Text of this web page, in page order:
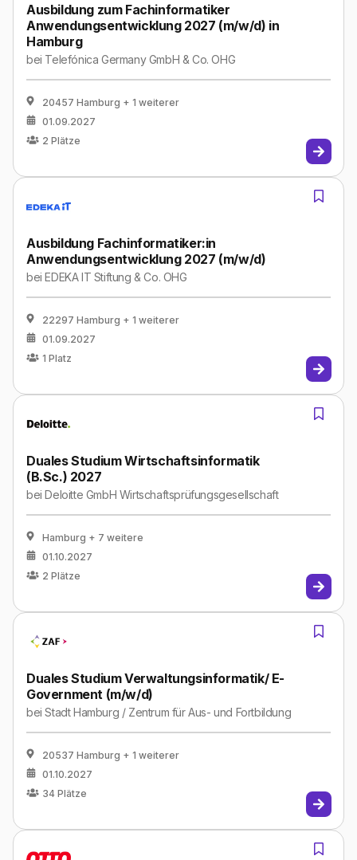
Ausbildung zum Fachinformatiker
Anwendungsentwicklung 2027 (m/w/d) in
Hamburg
bei Telefónica Germany GmbH & Co. OHG
20457 Hamburg + 1 weiterer
01.09.2027
2 Plätze
Ausbildung Fachinformatiker:in
Anwendungsentwicklung 2027 (m/w/d)
beiEDEKA IT Stiftung & Co. OHG
22297 Hamburg + 1 weiterer
01.09.2027
1 Platz
Duales Studium Wirtschaftsinformatik
(B.Sc.) 2027
beiDeloitte GmbH Wirtschaftsprüfungsgesellschaft
Hamburg + 7 weitere
01.10.2027
2 Plätze
Duales Studium Verwaltungsinformatik/ E-
Government (m/w/d)
beiStadt Hamburg / Zentrum für Aus- und Fortbildung
20537 Hamburg + 1 weiterer
01.10.2027
34 Plätze